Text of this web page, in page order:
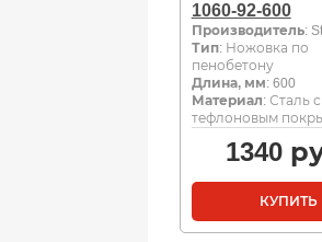
1060-92-600
Производитель:
Тип: Ножовка по
пенобетону
Длина, мм: 600
Материал: Сталь с
тефлоновым
1340
КУПИТЬ